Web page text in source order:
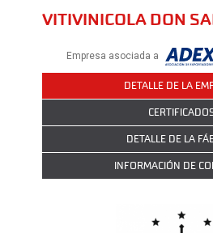
VITIVINICOLA DON
Empresa asociada a
DETALLE DE LA
DETALLE DE LA
INFORMACIÓN DE